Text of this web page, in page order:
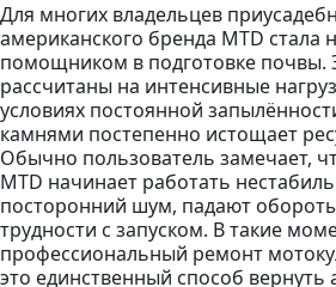
Для многих владельцев
американского бренда MTD
помощником в подготовке
рассчитаны на интенсивные
условиях постоянной
камнями постепенно истощает
Обычно пользователь замечает,
MTD начинает работать
посторонний шум, падают
трудности с запуском. В такие
профессиональный ремонт
это единственный способ вернуть